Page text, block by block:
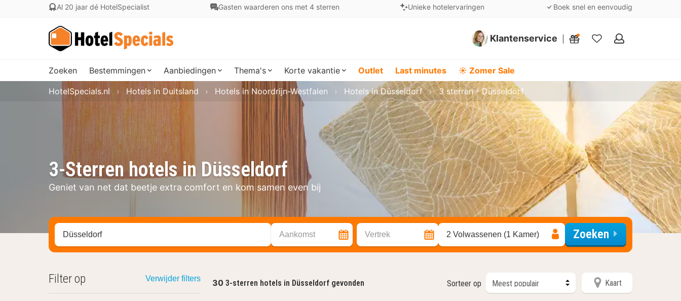
Al 20 jaar dé HotelSpecialist Gasten waarderen ons met 4 sterren Unieke hotelervaringen Boek snel en eenvoudig
Klantenservice
Mijn
Zoeken Bestemmingen Aanbiedingen Thema's Korte vakantie Outlet Last minutes ☀️ Zomer Sale
3-Sterren hotels in Düsseldorf
Geniet van net dat beetje extra comfort en kom samen even bij
HotelSpecials.nl Hotels in Duitsland Hotels in Noordrijn-Westfalen Hotels in Düsseldorf 3 sterren - Düsseldorf
Zoek op hotel, regio of stad Aankomst Vertrek 2 Volwassenen (1 Kamer) Zoeken
30 3-sterren hotels in Düsseldorf gevonden Sorteer op Kaart
Filter op Verwijder filters